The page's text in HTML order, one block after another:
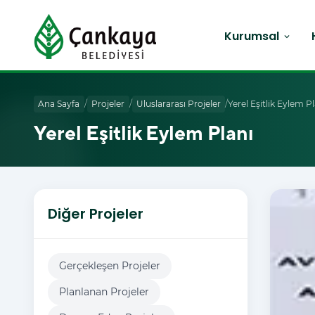
Kurumsal expand_more
Ana Sayfa / Projeler / Uluslararası Projeler /Yerel Eşitlik Eylem
Yerel Eşitlik Eylem Planı
Diğer Projeler
Gerçekleşen Projeler
Planlanan Projeler